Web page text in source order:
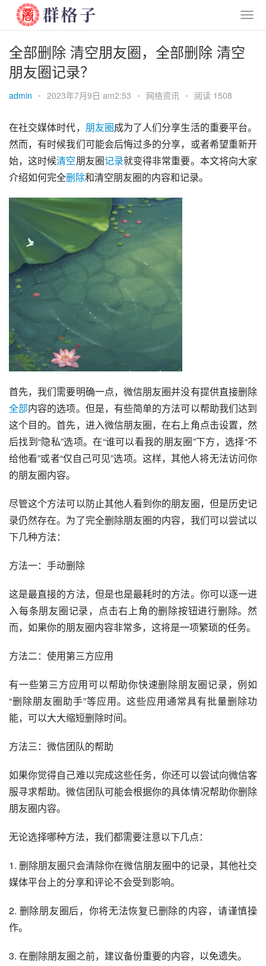
全部删除 清空朋友圈，全部删除 清空
朋友圈记录？
admin • 2023年7月9日 am2:53 • 网络资讯 • 阅读 1508
在社交媒体时代， 朋友圈成为了人们分享生活的重要平台。
然而，有时候我们可能会后悔过多的分享，或者希望重新开
始，这时候清空朋友圈记录就变得非常重要。本文将向大家
介绍如何完全删除和清空朋友圈的内容和记录。
首先，我们需要明确一点，微信朋友圈并没有提供直接删除
全部内容的选项。但是，有些简单的方法可以帮助我们达到
这个目的。首先，进入微信朋友圈，在右上角点击设置，然
后找到“隐私”选项。在“谁可以看我的朋友圈”下方，选择“不
给他看”或者“仅自己可见”选项。这样，其他人将无法访问你
的朋友圈内容。
尽管这个方法可以防止其他人看到你的朋友圈，但是历史记
录仍然存在。为了完全删除朋友圈的内容，我们可以尝试以
下几种方法：
方法一：手动删除
这是最直接的方法，但是也是最耗时的方法。你可以逐一进
入每条朋友圈记录，点击右上角的删除按钮进行删除。然
而，如果你的朋友圈内容非常多，这将是一项繁琐的任务。
方法二：使用第三方应用
有一些第三方应用可以帮助你快速删除朋友圈记录，例如
“删除朋友圈助手”等应用。这些应用通常具有批量删除功
能，可以大大缩短删除时间。
方法三：微信团队的帮助
如果你觉得自己难以完成这些任务，你还可以尝试向微信客
服寻求帮助。微信团队可能会根据你的具体情况帮助你删除
朋友圈内容。
无论选择哪种方法，我们都需要注意以下几点：
1. 删除朋友圈只会清除你在微信朋友圈中的记录，其他社交
媒体平台上的分享和评论不会受到影响。
2. 删除朋友圈后，你将无法恢复已删除的内容，请谨慎操
作。
3. 在删除朋友圈之前，建议备份重要的内容，以免遗失。